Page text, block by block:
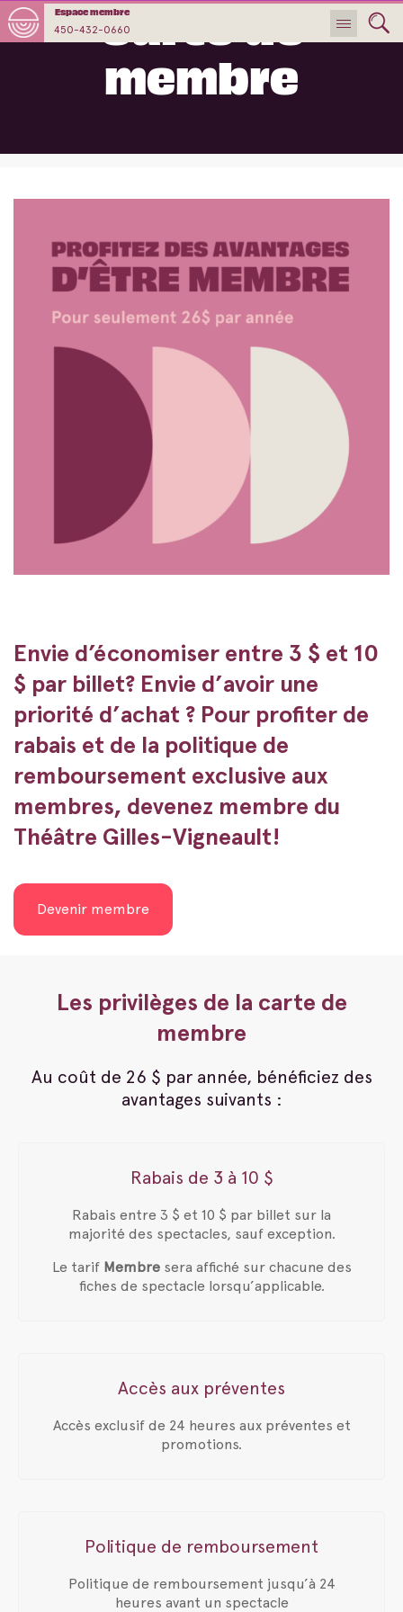
450-432-0660
Espace membreCarte de
membre
Envie d’économiser entre 3 $ et 10
$ par billet? Envie d’avoir une
priorité d’achat ? Pour profiter de
rabais et de la politique de
remboursement exclusive aux
membres, devenez membre du
Théâtre Gilles-Vigneault!
Devenir membre
Les privilèges de la carte de
membre
Au coût de 26 $ par année, bénéficiez des
avantages suivants :
Rabais de 3 à 10 $
Rabais entre 3 $ et 10 $ par billet sur la
majorité des spectacles, sauf exception.
Le tarif Membresera affiché sur chacune des
fiches de spectacle lorsqu’applicable.
Accès aux préventes
Accès exclusif de 24 heures aux préventes et
promotions.
Politique de remboursement
Politique de remboursement jusqu’à 24
heures avant un spectacle